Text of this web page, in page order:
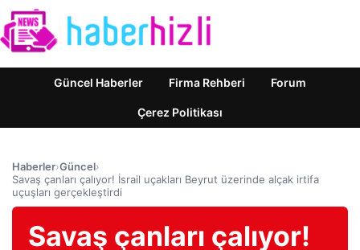
Güncel Haberler Firma Rehberi Forum
Çerez Politikası
Haberler›Güncel›
Savaş çanları çalıyor! İsrail uçakları Beyrut üzerinde alçak irtifa
uçuşları gerçekleştirdi
Savaş çanları çalıyor!